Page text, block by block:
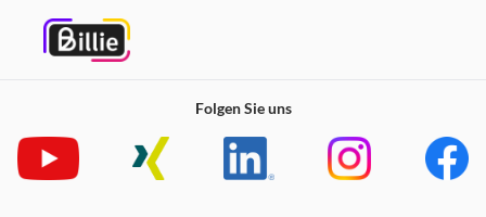
Folgen Sie uns